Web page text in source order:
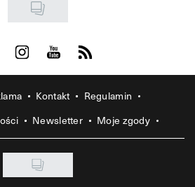
us on Facebook
Visit us on Instagram
Visit us on Youtube
Visit us on Rss
Kontakt
Regulamin
Newsletter Moje zgody